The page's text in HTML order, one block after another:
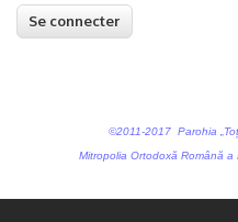
©2011-2017 Parohia
Mitropolia Ortodoxă Română